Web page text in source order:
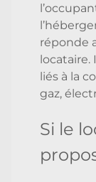
réponde
locataire.
liés à la
gaz,
Si le